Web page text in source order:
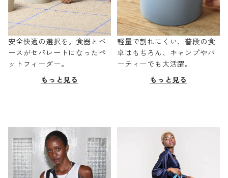
安全快適の選択を。食器とベ
ースがセパレートになったペ
ットフィーダー。
もっと見る
軽量で割れにくい、普段の食
卓はもちろん、キャンプやパ
ーティーでも大活躍。
もっと見る